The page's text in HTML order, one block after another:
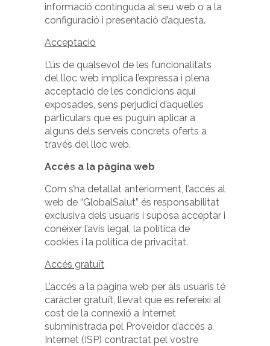
informació continguda al seu web o a la
configuració i presentació d’aquesta.
Acceptació
L’ús de qualsevol de les funcionalitats
del lloc web implica l’expressa i plena
acceptació de les condicions aquí
exposades, sens perjudici d’aquelles
particulars que es puguin aplicar a
alguns dels serveis concrets oferts a
través del lloc web.
Accés a la pàgina web
Com s’ha detallat anteriorment, l’accés al
web de “GlobalSalut” és responsabilitat
exclusiva dels usuaris i suposa acceptar i
conèixer l’avís legal, la política de
cookies i la política de privacitat.
Accés gratuït
L’accés a la pàgina web per als usuaris té
caràcter gratuït, llevat que es refereixi al
cost de la connexió a Internet
subministrada pel Proveïdor d’accés a
Internet (ISP) contractat pel vostre